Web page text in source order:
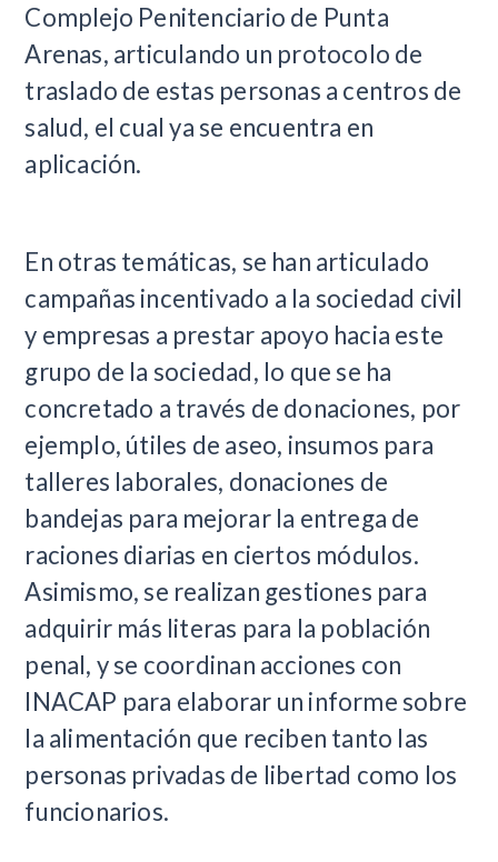
Complejo Penitenciario de Punta
Arenas, articulando un protocolo de
traslado de estas personas a centros de
salud, el cual ya se encuentra en
aplicación.
En otras temáticas, se han articulado
campañas incentivado a la sociedad civil
y empresas a prestar apoyo hacia este
grupo de la sociedad, lo que se ha
concretado a través de donaciones, por
ejemplo, útiles de aseo, insumos para
talleres laborales, donaciones de
bandejas para mejorar la entrega de
raciones diarias en ciertos módulos.
Asimismo, se realizan gestiones para
adquirir más literas para la población
penal, y se coordinan acciones con
INACAP para elaborar un informe sobre
la alimentación que reciben tanto las
personas privadas de libertad como los
funcionarios.